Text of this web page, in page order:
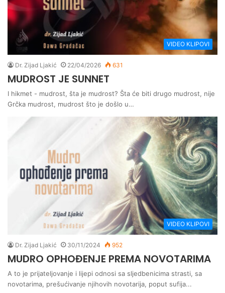
VIDEO KLIPOVI
Dr. Zijad Ljakić 22/04/2026 631
MUDROST JE SUNNET
I hikmet - mudrost, šta je mudrost? Šta će biti drugo mudrost, nije
Grčka mudrost, mudrost što je došlo u…
VIDEO KLIPOVI
Dr. Zijad Ljakić 30/11/2024 952
MUDRO OPHOĐENJE PREMA NOVOTARIMA
A to je prijateljovanje i lijepi odnosi sa sljedbenicima strasti, sa
novotarima, prešućivanje njihovih novotarija, poput sufija...